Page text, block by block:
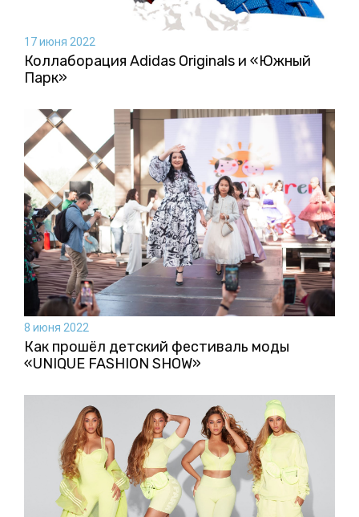
17 июня 2022
Коллаборация Аdidas Originals и «Южный
Парк»
8 июня 2022
Как прошёл детский фестиваль моды
«UNIQUE FASHION SHOW»